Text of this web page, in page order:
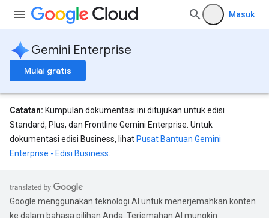
Masuk
Gemini Enterprise
Mulai gratis
Catatan: Kumpulan dokumentasi ini ditujukan untuk edisi
Standard, Plus, dan Frontline Gemini Enterprise. Untuk
dokumentasi edisi Business, lihat Pusat Bantuan Gemini
Enterprise - Edisi Business
Google menggunakan teknologi AI untuk menerjemahkan konten
ke dalam bahasa pilihan Anda. Terjemahan AI mungkin